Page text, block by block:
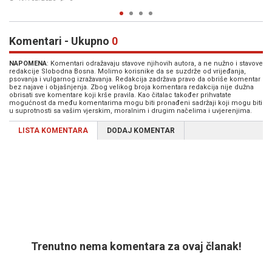
Komentari - Ukupno 0
NAPOMENA: Komentari odražavaju stavove njihovih autora, a ne nužno i stavove
redakcije Slobodna Bosna. Molimo korisnike da se suzdrže od vrijeđanja,
psovanja i vulgarnog izražavanja. Redakcija zadržava pravo da obriše komentar
bez najave i objašnjenja. Zbog velikog broja komentara redakcija nije dužna
obrisati sve komentare koji krše pravila. Kao čitalac također prihvatate
mogućnost da među komentarima mogu biti pronađeni sadržaji koji mogu biti
u suprotnosti sa vašim vjerskim, moralnim i drugim načelima i uvjerenjima.
LISTA KOMENTARA DODAJ KOMENTAR
Trenutno nema komentara za ovaj članak!